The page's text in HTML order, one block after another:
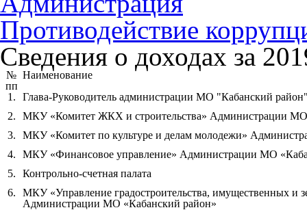
Противодействие
Сведения о доходах за
№
пп
Наименование
1.
Глава-Руководитель администрации МО "Кабанский
2.
МКУ «Комитет ЖКХ и строительства» Администрации МО
3.
МКУ «Комитет по культуре и делам молодежи»
4.
МКУ «Финансовое управление» Администрации МО
5.
Контрольно-счетная палата
6.
МКУ «Управление градостроительства, имущественных и
Администрации МО «Кабанский район»